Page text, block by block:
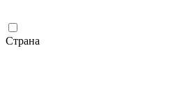
Страна